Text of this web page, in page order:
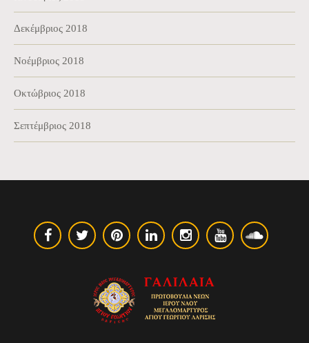
Δεκέμβριος 2018
Νοέμβριος 2018
Οκτώβριος 2018
Σεπτέμβριος 2018